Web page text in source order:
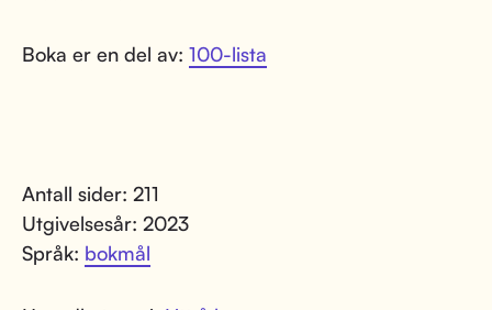
Boka er en del av: 100-lista
Antall sider: 211
Utgivelsesår: 2023
Språk: bokmål